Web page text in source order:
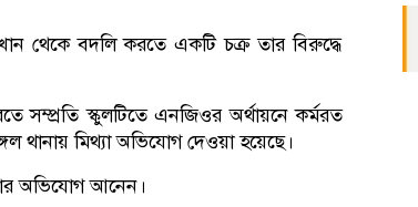
থেকে বদলি করতে একটি চক্র তার বিরুদ্ধে
সম্প্রতি স্কুলটিতে এনজিওর অর্থায়নে কর্মরত
থানায় মিথ্যা অভিযোগ দেওয়া হয়েছে।
অভিযোগ আনেন।